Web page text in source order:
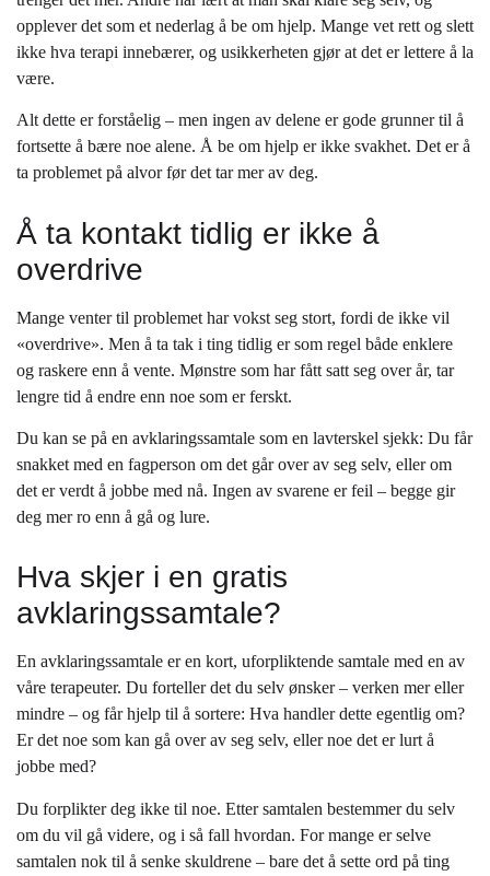
opplever det som et nederlag å be om hjelp. Mange vet rett og slett
ikke hva terapi innebærer, og usikkerheten gjør at det er lettere å la
være.
Alt dette er forståelig – men ingen av delene er gode grunner til å
fortsette å bære noe alene. Å be om hjelp er ikke svakhet. Det er å
ta problemet på alvor før det tar mer av deg.
Å ta kontakt tidlig er ikke å
overdrive
Mange venter til problemet har vokst seg stort, fordi de ikke vil
«overdrive». Men å ta tak i ting tidlig er som regel både enklere
og raskere enn å vente. Mønstre som har fått satt seg over år, tar
lengre tid å endre enn noe som er ferskt.
Du kan se på en avklaringssamtale som en lavterskel sjekk: Du får
snakket med en fagperson om det går over av seg selv, eller om
det er verdt å jobbe med nå. Ingen av svarene er feil – begge gir
deg mer ro enn å gå og lure.
Hva skjer i en gratis
avklaringssamtale?
En avklaringssamtale er en kort, uforpliktende samtale med en av
våre terapeuter. Du forteller det du selv ønsker – verken mer eller
mindre – og får hjelp til å sortere: Hva handler dette egentlig om?
Er det noe som kan gå over av seg selv, eller noe det er lurt å
jobbe med?
Du forplikter deg ikke til noe. Etter samtalen bestemmer du selv
om du vil gå videre, og i så fall hvordan. For mange er selve
samtalen nok til å senke skuldrene – bare det å sette ord på ting